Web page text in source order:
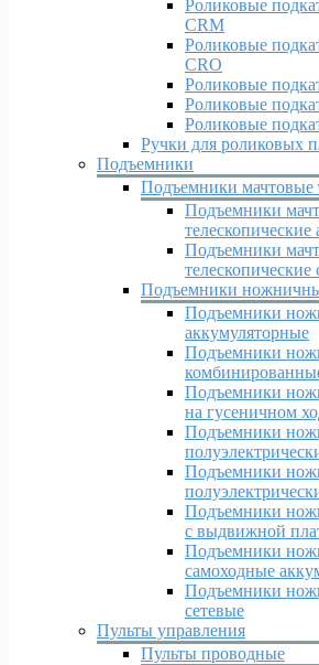
Роликовые
CRM
Роликовые
CRO
Роликовые
Роликовые
Роликовые
Ручки для роликовых
Подъемники
Подъемники мачтовые
Подъемники
Подъемники
телескопические
Подъемники
Подъемники
аккумуляторные
Подъемники
Подъемники
на гусеничном
Подъемники
Подъемники
Подъемники
с выдвижной
Подъемники
самоходные
Подъемники
сетевые
Пульты управления
Пульты проводные